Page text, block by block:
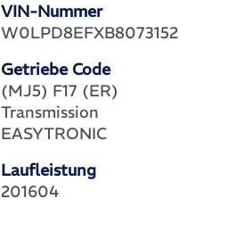
VIN-Nummer
W0LPD8EFXB8073152
Getriebe Code
(MJ5) F17 (ER)
Transmission
EASYTRONIC
Laufleistung
201604